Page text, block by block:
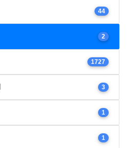
44
2
1727
3
1
1